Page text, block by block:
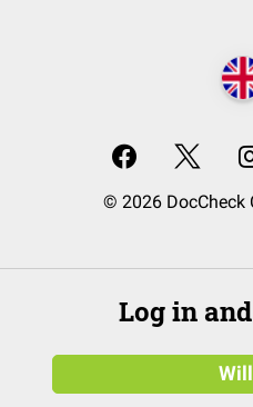
© 2026 DocCheck
Log in